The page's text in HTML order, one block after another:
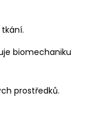
biomechaniku
prostředků.